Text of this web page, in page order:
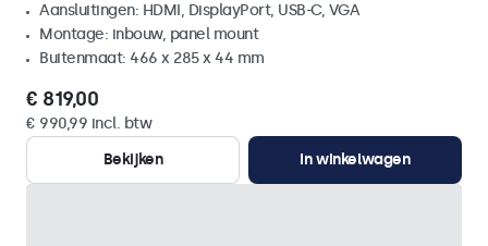
Aansluitingen: HDMI, DisplayPort, USB-C, VGA
Montage: inbouw, panel mount
Buitenmaat: 466 x 285 x 44 mm
€ 819,00
€ 990,99 incl. btw
Bekijken
In winkelwagen